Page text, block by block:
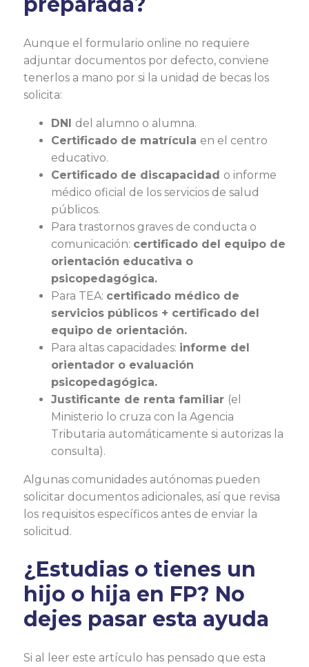
Aunque el formulario online no requiere
adjuntar documentos por defecto, conviene
tenerlos a mano por si la unidad de becas los
solicita:
DNI del alumno o alumna.
Certificado de matrícula en el centro
educativo.
Certificado de discapacidad o informe
médico oficial de los servicios de salud
públicos.
Para trastornos graves de conducta o
comunicación: certificado del equipo de
orientación educativa o
psicopedagógica.
Para TEA: certificado médico de
servicios públicos + certificado del
equipo de orientación.
Para altas capacidades: informe del
orientador o evaluación
psicopedagógica.
Justificante de renta familiar (el
Ministerio lo cruza con la Agencia
Tributaria automáticamente si autorizas la
consulta).
Algunas comunidades autónomas pueden
solicitar documentos adicionales, así que revisa
los requisitos específicos antes de enviar la
solicitud.
¿Estudias o tienes un
hijo o hija en FP? No
dejes pasar esta ayuda
Si al leer este artículo has pensado que esta